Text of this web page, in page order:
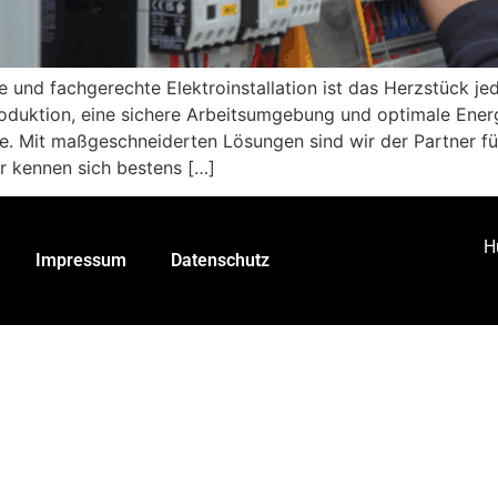
und fachgerechte Elektroinstallation ist das Herzstück
eine sichere Arbeitsumgebung und optimale
Mit maßgeschneiderten Lösungen sind wir der Partner
kennen sich bestens […]
Impressum
Datenschutz